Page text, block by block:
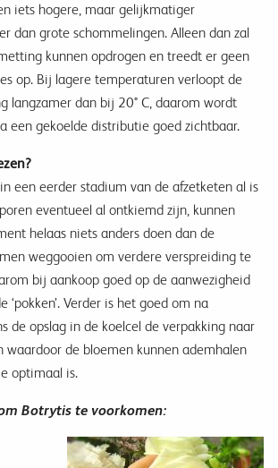
iets hogere, maar gelijkmatiger
dan grote schommelingen. Alleen dan zal
kunnen opdrogen en treedt er geen
op. Bij lagere temperaturen verloopt de
langzamer dan bij 20° C, daarom wordt
een gekoelde distributie goed zichtbaar.
een eerder stadium van de afzetketen al is
eventueel al ontkiemd zijn, kunnen
helaas niets anders doen dan de
weggooien om verdere verspreiding te
bij aankoop goed op de aanwezigheid
‘pokken’. Verder is het goed om na
de opslag in de koelcel de verpakking naar
waardoor de bloemen kunnen ademhalen
optimaal is.
Botrytis te voorkomen: